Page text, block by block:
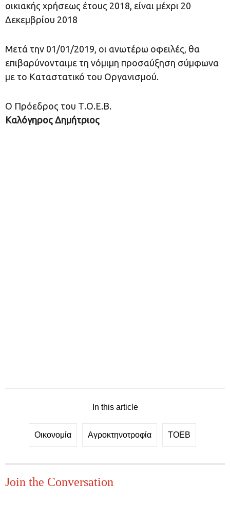
οικιακής χρήσεως έτους 2018, είναι μέχρι 20
Δεκεμβρίου 2018
Μετά την 01/01/2019, οι ανωτέρω οφειλές, θα
επιβαρύνονταιμε τη νόμιμη προσαύξηση σύμφωνα
με το Καταστατικό του Οργανισμού.
Ο Πρόεδρος του Τ.Ο.Ε.Β.
Καλόγηρος Δημήτριος
In this article
Οικονομία Αγροκτηνοτροφία ΤΟΕΒ
Join the Conversation